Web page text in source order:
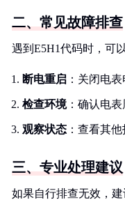
二、常见故障排查
遇到E5H1代码时，可
断电重启 ：关闭电
检查环境：确认电
观察状态 ：查看其
三、专业处理建议
如果自行排查无效，建